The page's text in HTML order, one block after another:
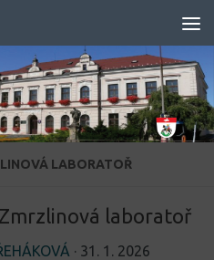
LABORATOŘ
laboratoř
· 31. 1. 2026